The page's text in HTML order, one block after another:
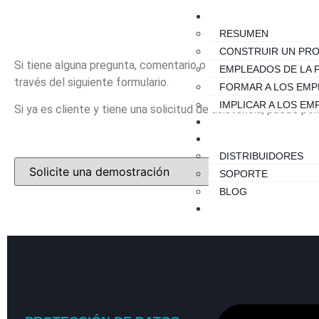
RESUMEN
CONSTRUIR UN
EMPLEADOS DE LA
FORMAR A LOS
IMPLICAR A LOS
DISTRIBUIDORES
SOPORTE
BLOG
Si tiene alguna pregunta, comentario o desea saber cómo
través del siguiente formulario.
Si ya es cliente y tiene una solicitud de asistencia, puede